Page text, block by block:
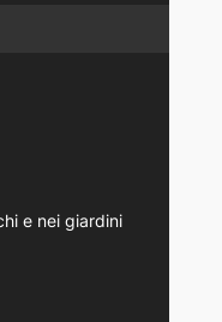
e nei giardini